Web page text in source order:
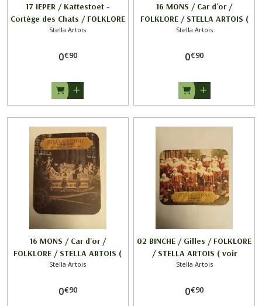
17 IEPER / Kattestoet -
Cortège des Chats / FOLKLORE
/ STELLA ARTOIS
Stella Artois
0€90
16 MONS / Car d'or /
FOLKLORE / STELLA ARTOIS (
HORIZONTAL )
Stella Artois
0€90
16 MONS / Car d'or /
FOLKLORE / STELLA ARTOIS (
VERTICAL )
Stella Artois
0€90
02 BINCHE / Gilles / FOLKLORE
/ STELLA ARTOIS ( voir
écriture 1/2 )
Stella Artois
0€90